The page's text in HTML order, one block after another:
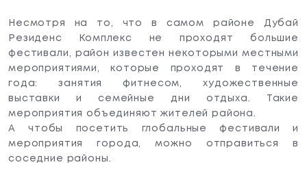
Несмотря на то, что в самом районе Дубай
Резиденс Комплекс не проходят большие
фестивали, район известен некоторыми местными
мероприятиями, которые проходят в течение
года: занятия фитнесом, художественные
выставки и семейные дни отдыха. Такие
мероприятия объединяют жителей района.
А чтобы посетить глобальные фестивали и
мероприятия города, можно отправиться в
соседние районы.